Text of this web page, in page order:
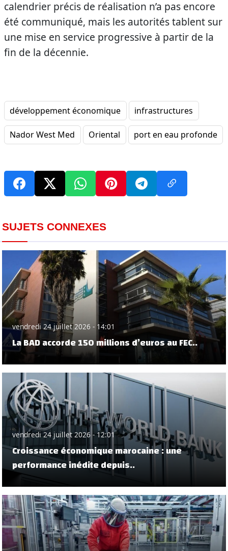
calendrier précis de réalisation n’a pas encore
été communiqué, mais les autorités tablent sur
une mise en service progressive à partir de la
fin de la décennie.
développement économique infrastructures
Nador West Med Oriental port en eau profonde
SUJETS CONNEXES
vendredi 24 juillet 2026 - 14:01
La BAD accorde 150 millions d’euros au FEC..
vendredi 24 juillet 2026 - 12:01
Croissance économique marocaine : une
performance inédite depuis..